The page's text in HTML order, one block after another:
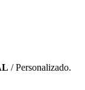
/ Personalizado.